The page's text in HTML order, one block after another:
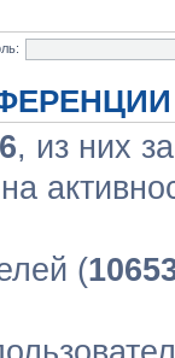
, из них
(